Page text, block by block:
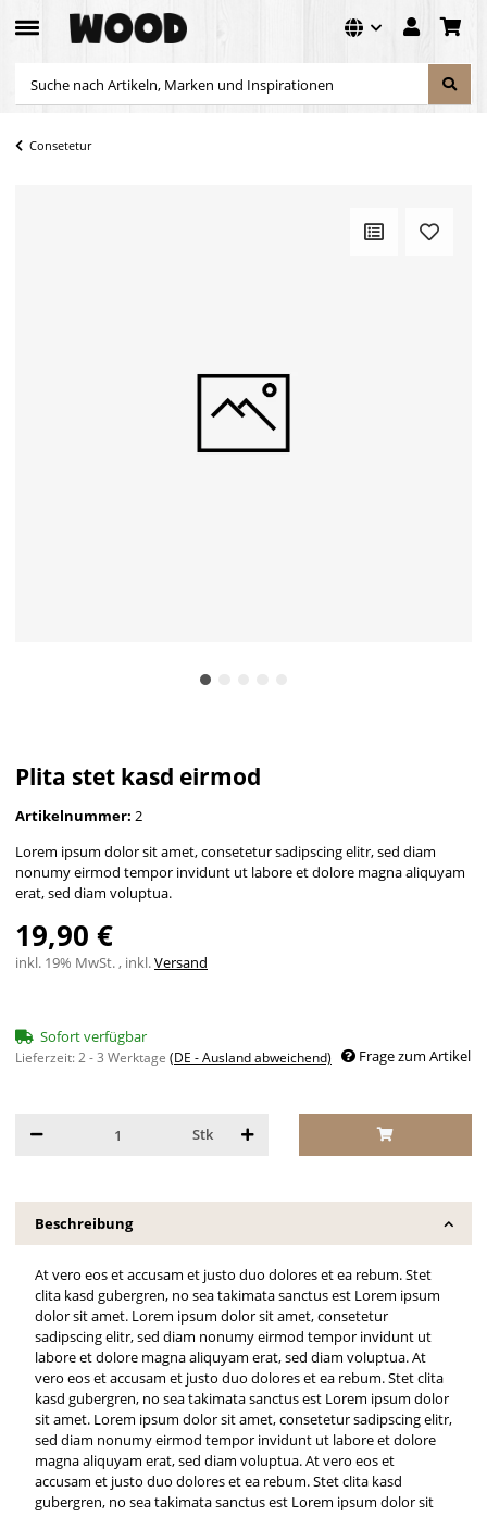
Consetetur
Plita stet kasd eirmod
Artikelnummer: 2
Lorem ipsum dolor sit amet, consetetur sadipscing elitr, sed diam
nonumy eirmod tempor invidunt ut labore et dolore magna aliquyam
erat, sed diam voluptua.
19,90 €
inkl. 19% MwSt. , inkl.Versand
Sofort verfügbar
Lieferzeit:2 - 3 Werktage (DE - Ausland abweichend) Frage zum Artikel
Stk
Beschreibung
At vero eos et accusam et justo duo dolores et ea rebum. Stet
clita kasd gubergren, no sea takimata sanctus est Lorem ipsum
dolor sit amet. Lorem ipsum dolor sit amet, consetetur
sadipscing elitr, sed diam nonumy eirmod tempor invidunt ut
labore et dolore magna aliquyam erat, sed diam voluptua. At
vero eos et accusam et justo duo dolores et ea rebum. Stet clita
kasd gubergren, no sea takimata sanctus est Lorem ipsum dolor
sit amet. Lorem ipsum dolor sit amet, consetetur sadipscing elitr,
sed diam nonumy eirmod tempor invidunt ut labore et dolore
magna aliquyam erat, sed diam voluptua. At vero eos et
accusam et justo duo dolores et ea rebum. Stet clita kasd
gubergren, no sea takimata sanctus est Lorem ipsum dolor sit